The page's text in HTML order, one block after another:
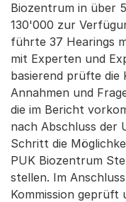
Biozentrum in über
130'000 zur
führte 37 Hearings
mit Experten und
basierend prüfte die
Annahmen und
die im Bericht
nach Abschluss der
Schritt die
PUK Biozentrum
stellen. Im
Kommission geprüft